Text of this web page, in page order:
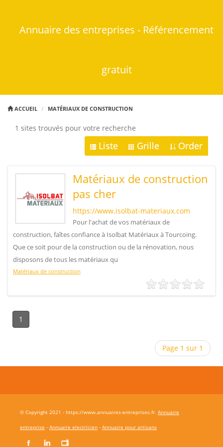
Annuaire des entreprises - Référencement
gratuit
ACCUEIL MATÉRIAUX DE CONSTRUCTION
1 sites trouvés pour votre recherche
Liste Grille Order
Matériaux de construction
pas cher
https://www.isolbat-materiaux.com
Pour l'achat de vos matériaux de
construction, faîtes confiance à Isolbat Matériaux à Tourcoing.
Que ce soit pour de la construction ou de la rénovation, nous
disposons de tous les matériaux qu
Matériaux de construction
1
Page 1 sur 1
© Copyright 2021 - https://www.annuaires-entreprises.fr. Annuaire
entreprise - Annuaire electricien - Annuaire pour artisans